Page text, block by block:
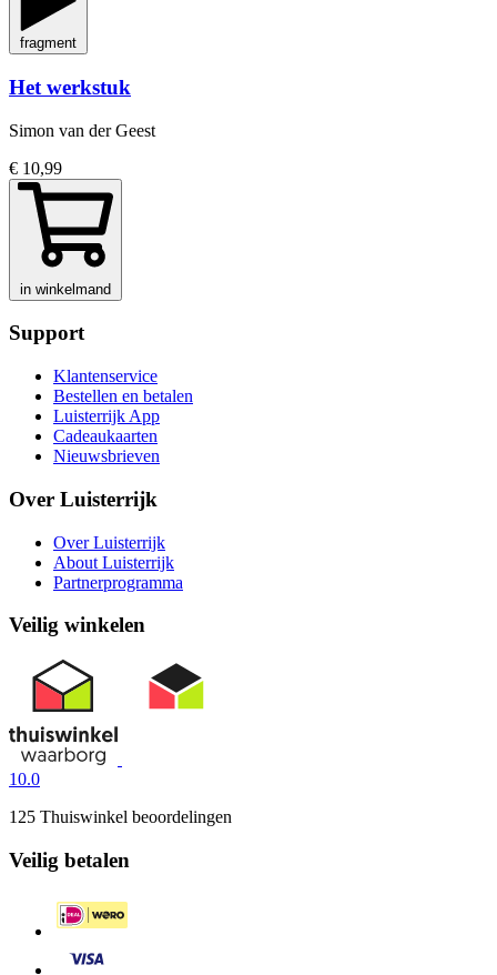
fragment
Het werkstuk
Simon van der Geest
€ 10,99
in winkelmand
Support
Klantenservice
Bestellen en betalen
Luisterrijk App
Cadeaukaarten
Nieuwsbrieven
Over Luisterrijk
Over Luisterrijk
About Luisterrijk
Partnerprogramma
Veilig winkelen
10.0
125 Thuiswinkel beoordelingen
Veilig betalen